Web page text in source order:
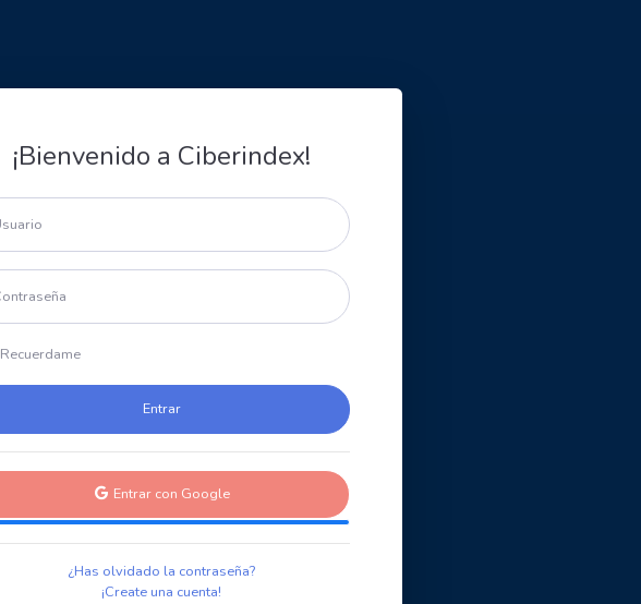
¡Bienvenido a Ciberindex!
Recuerdame
Entrar con Google
¿Has olvidado la contraseña?
¡Create una cuenta!